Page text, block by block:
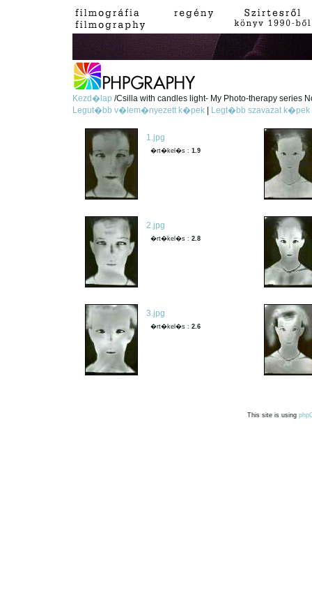
Kezd�lap/Csilla with candles light- My Photo-therapy series
Legut�bb v�lem�nyezett k�pek
Legt�bb szavazat k�pek
1.jpg
�rt�kel�s :1.9
2.jpg
�rt�kel�s :2.8
3.jpg
�rt�kel�s :2.6
This site is using